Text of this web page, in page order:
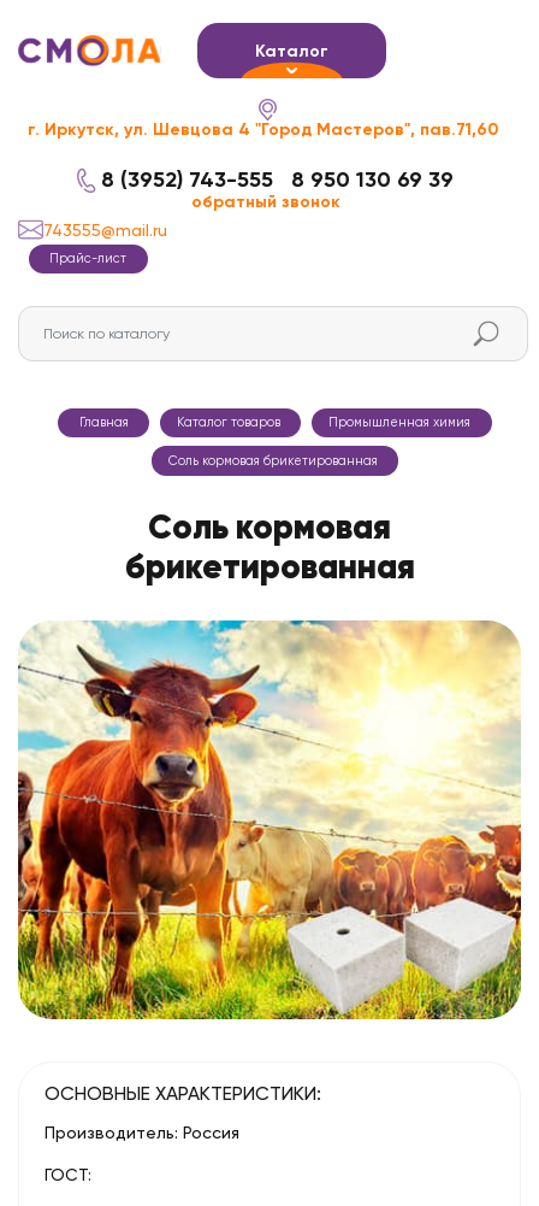
Каталог
г. Иркутск, ул. Шевцова 4 "Город Мастеров", пав.71,60
8 (3952) 743-555 8 950 130 69 39
обратный звонок
743555@mail.ru
Прайс-лист
Главная Каталог товаров Промышленная химия
Соль кормовая брикетированная
Соль кормовая
брикетированная
ОСНОВНЫЕ ХАРАКТЕРИСТИКИ:
Производитель: Россия
ГОСТ: